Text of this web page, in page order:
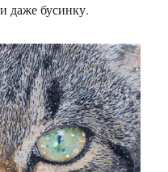
даже бусинку.